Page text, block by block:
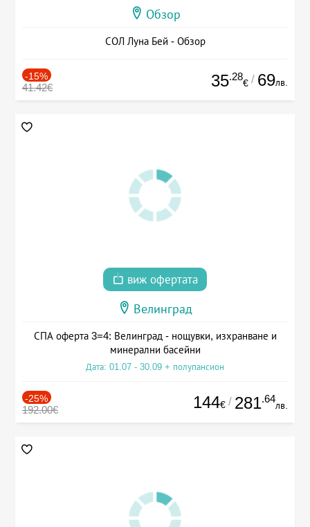
Обзор
СОЛ Луна Бей - Обзор
-15%
41.42€ 35.28
€ / 69лв.
виж офертата
Велинград
СПА оферта 3=4: Велинград - нощувки, изхранване и
минерални басейни
Дата: 01.07 - 30.09 + полупансион
-25%
192.00€ 144€ / 281.64
лв.